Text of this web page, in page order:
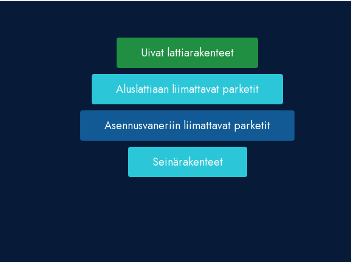
Uivat lattiarakenteet
Aluslattiaan liimattavat parketit
Asennusvaneriin liimattavat parketit
Seinärakenteet